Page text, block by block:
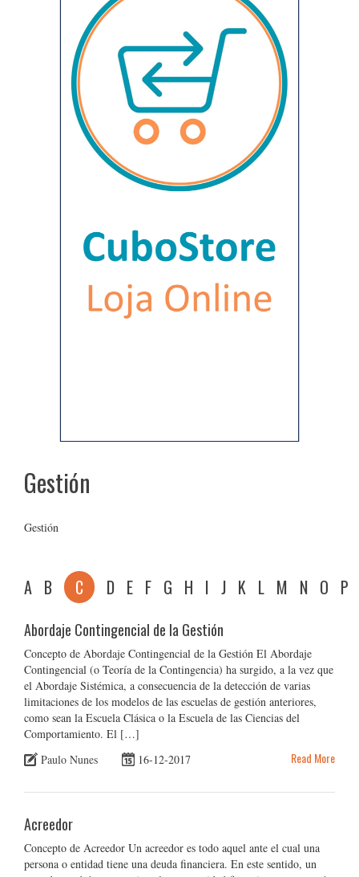
Gestión
Gestión
A B C D E F G H I J K L M N O P
Abordaje Contingencial de la Gestión
Concepto de Abordaje Contingencial de la Gestión El Abordaje
Contingencial (o Teoría de la Contingencia) ha surgido, a la vez que
el Abordaje Sistémica, a consecuencia de la detección de varias
limitaciones de los modelos de las escuelas de gestión anteriores,
como sean la Escuela Clásica o la Escuela de las Ciencias del
Comportamiento. El […]
Paulo Nunes
16-12-2017 Read More
Acreedor
Concepto de Acreedor Un acreedor es todo aquel ante el cual una
persona o entidad tiene una deuda financiera. En este sentido, un